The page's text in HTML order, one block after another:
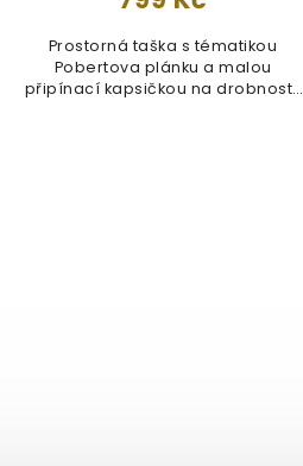
Prostorná taška s tématikou
Pobertova plánku a malou
připínací kapsičkou na drobnosti,